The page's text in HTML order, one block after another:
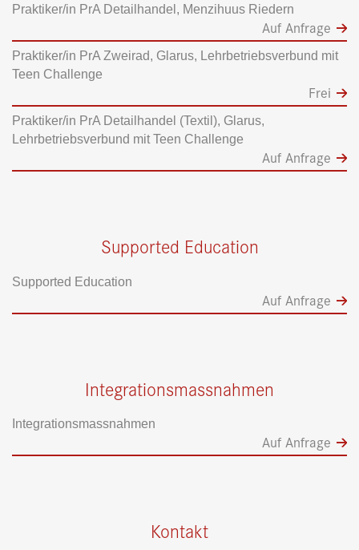
Praktiker/in PrA Detailhandel, Menzihuus Riedern
Auf Anfrage
Praktiker/in PrA Zweirad, Glarus, Lehrbetriebsverbund mit
Teen Challenge
Frei
Praktiker/in PrA Detailhandel (Textil), Glarus,
Lehrbetriebsverbund mit Teen Challenge
Auf Anfrage
Supported Education
Supported Education
Auf Anfrage
Integrationsmassnahmen
Integrationsmassnahmen
Auf Anfrage
Kontakt